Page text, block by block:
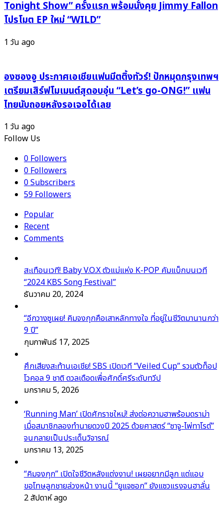
ไม่
ออก
Tonight Show” ครั้งแรก พร้อมนั่งคุย Jimmy Fallon
โปรโมต EP ใหม่ “WILD”
1 วัน ago
องซองอู ประกาศเอเชียแฟนมีตติ้งทัวร์! ปักหมุดกรุงเทพฯ
เตรียมเสิร์ฟโมเมนต์สุดอบอุ่น “Let’s go-ONG!” แฟน
ไทยนับถอยหลังรอเจอได้เลย
1 วัน ago
Follow Us
0Followers
0Followers
0Subscribers
59Followers
Popular
Recent
Comments
สะเทือนเวที! Baby V.O.X ตัวแม่แห่ง K-POP คัมแบ็กบนเวที
“2024 KBS Song Festival”
ธันวาคม 20, 2024
“อีกวางซูเผย! คิมจงกุกคือเสาหลักทางใจ ที่อยู่ในชีวิตมานานกว่า
9 ปี”
กุมภาพันธ์ 17, 2025
ศึกเสียงสะท้านเอเชีย! SBS เปิดเวที “Veiled Cup” รวมตัวท็อป
โวคอล 9 ชาติ ดวลเดือดเพื่อศักดิ์ศรีระดับทวีป
มกราคม 5, 2026
‘Running Man’ เปิดศักราชใหม่! ส่งต่อความฮาพร้อมดราม่า
เมื่อสมาชิกลองทำนายดวงปี 2025 ด้วยศาสตร์ “ซาจู-ไพ่ทาโรต์”
จนกลายเป็นประเด็นวิจารณ์
มกราคม 13, 2025
“คิมจงกุก” เปิดใจชีวิตหลังแต่งงาน! เผยอยากมีลูก แต่แอบ
ขอโทษลูกชายล่วงหน้า งานนี้ “ยูแจซอก” ยังแซวแรงจนฮาลั่น
2 สัปดาห์ ago